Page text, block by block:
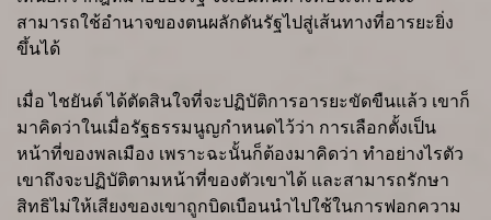
สามารถใช้อำนาจของตนผลักดันรัฐไปสู่เส้นทางที่อารยะยิ่ง
ขึ้นได้
เมื่อ ไชยันต์ ได้ตัดสินใจที่จะปฏิบัติการอารยะขัดขืนแล้ว เขาก็
มาคิดว่าในเมื่อรัฐธรรมนูญกำหนดไว้ว่า การเลือกตั้งเป็น
หน้าที่ของพลเมือง เพราะฉะนั้นก็ต้องมาคิดว่า ทำอย่างไรตัว
เขาถึงจะปฏิบัติตามหน้าที่ของตัวเขาได้ และสามารถรักษา
สิทธิไม่ให้เสียงของเขาถูกบิดเบือนนำไปใช้ในการฟอกความ